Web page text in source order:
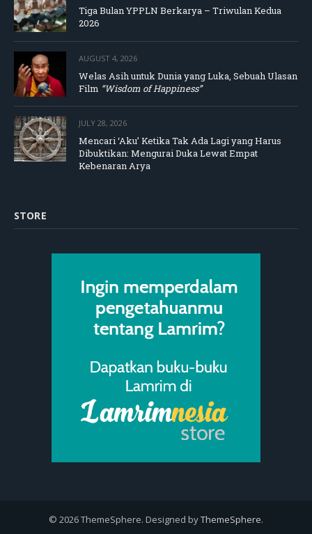
Tiga Bulan YPPLN Berkarya – Triwulan Kedua
2026
AUGUST 4, 2026
Welas Asih untuk Dunia yang Luka, Sebuah Ulasan
Film “Wisdom of Happiness”
JULY 28, 2026
Mencari ‘Aku’ Ketika Tak Ada Lagi yang Harus
Dibuktikan: Mengurai Duka Lewat Empat
Kebenaran Arya
STORE
© 2026 ThemeSphere. Designed byThemeSphere.